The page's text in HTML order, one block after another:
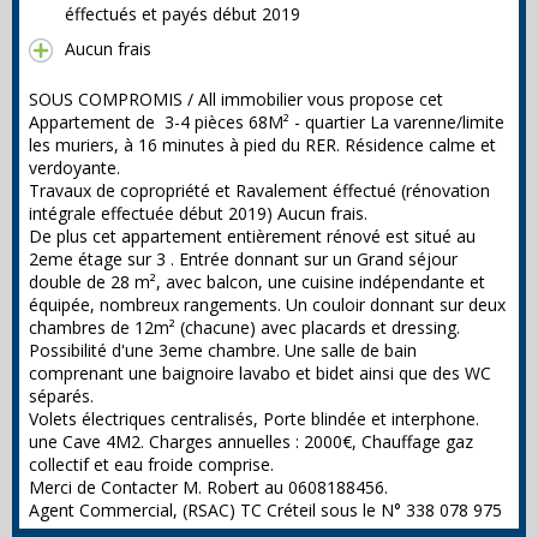
éffectués et payés début 2019
Aucun frais
SOUS COMPROMIS / All immobilier vous propose cet
Appartement de 3-4 pièces 68M² - quartier La varenne/limite
les muriers, à 16 minutes à pied du RER. Résidence calme et
verdoyante.
Travaux de copropriété et Ravalement éffectué (rénovation
intégrale effectuée début 2019) Aucun frais.
De plus cet appartement entièrement rénové est situé au
2eme étage sur 3 . Entrée donnant sur un Grand séjour
double de 28 m², avec balcon, une cuisine indépendante et
équipée, nombreux rangements. Un couloir donnant sur deux
chambres de 12m² (chacune) avec placards et dressing.
Possibilité d'une 3eme chambre. Une salle de bain
comprenant une baignoire lavabo et bidet ainsi que des WC
séparés.
Volets électriques centralisés, Porte blindée et interphone.
une Cave 4M2. Charges annuelles : 2000€, Chauffage gaz
collectif et eau froide comprise.
Merci de Contacter M. Robert au 0608188456.
Agent Commercial, (RSAC) TC Créteil sous le N° 338 078 975